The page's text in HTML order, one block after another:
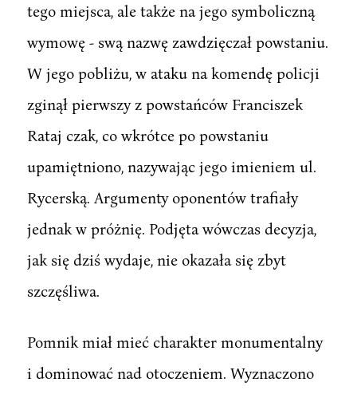
tego miejsca, ale także na jego symboliczną
wymowę - swą nazwę zawdzięczał powstaniu.
W jego pobliżu, w ataku na komendę policji
zginął pierwszy z powstańców Franciszek
Rataj czak, co wkrótce po powstaniu
upamiętniono, nazywając jego imieniem ul.
Rycerską. Argumenty oponentów trafiały
jednak w próżnię. Podjęta wówczas decyzja,
jak się dziś wydaje, nie okazała się zbyt
szczęśliwa.
Pomnik miał mieć charakter monumentalny
i dominować nad otoczeniem. Wyznaczono